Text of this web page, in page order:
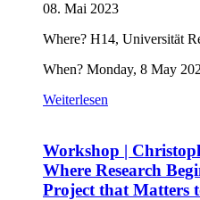
08. Mai 2023
Where? H14, Universität
When? Monday, 8 May
Weiterlesen
Workshop |
Where Research
Project that Matters